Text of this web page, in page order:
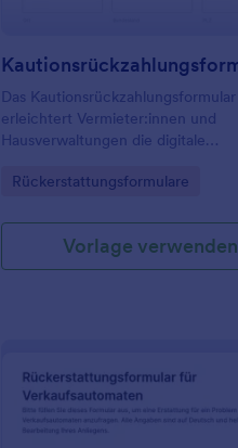
Das Kautionsrückzahlungsformular
erleichtert Vermieter:innen und
Hausverwaltungen die digitale
nach Auszug, inklusive
Jotform.
Go to Category:
Rückerstattungsformulare
Vorlage verwenden